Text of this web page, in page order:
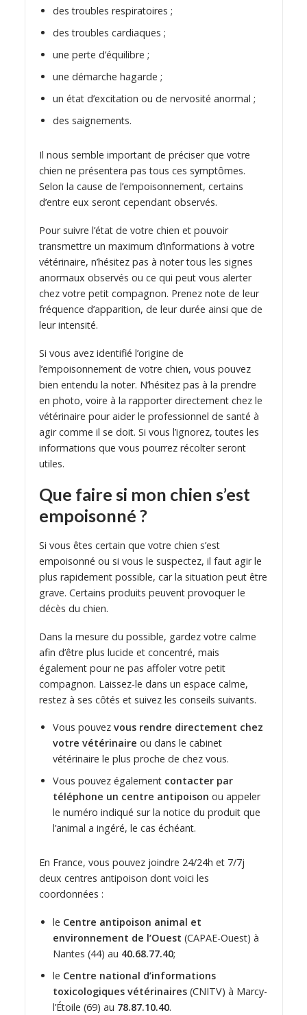
des troubles respiratoires ;
des troubles cardiaques ;
une perte d’équilibre ;
une démarche hagarde ;
un état d’excitation ou de nervosité anormal ;
des saignements.
Il nous semble important de préciser que votre
chien ne présentera pas tous ces symptômes.
Selon la cause de l’empoisonnement, certains
d’entre eux seront cependant observés.
Pour suivre l’état de votre chien et pouvoir
transmettre un maximum d’informations à votre
vétérinaire, n’hésitez pas à noter tous les signes
anormaux observés ou ce qui peut vous alerter
chez votre petit compagnon. Prenez note de leur
fréquence d’apparition, de leur durée ainsi que de
leur intensité.
Si vous avez identifié l’origine de
l’empoisonnement de votre chien, vous pouvez
bien entendu la noter. N’hésitez pas à la prendre
en photo, voire à la rapporter directement chez le
vétérinaire pour aider le professionnel de santé à
agir comme il se doit. Si vous l’ignorez, toutes les
informations que vous pourrez récolter seront
utiles.
Que faire si mon chien s’est
empoisonné ?
Si vous êtes certain que votre chien s’est
empoisonné ou si vous le suspectez, il faut agir le
plus rapidement possible, car la situation peut être
grave. Certains produits peuvent provoquer le
décès du chien.
Dans la mesure du possible, gardez votre calme
afin d’être plus lucide et concentré, mais
également pour ne pas affoler votre petit
compagnon. Laissez-le dans un espace calme,
restez à ses côtés et suivez les conseils suivants.
Vous pouvez vous rendre directement chez
votre vétérinaire ou dans le cabinet
vétérinaire le plus proche de chez vous.
Vous pouvez également contacter par
téléphone un centre antipoison ou appeler
le numéro indiqué sur la notice du produit que
l’animal a ingéré, le cas échéant.
En France, vous pouvez joindre 24/24h et 7/7j
deux centres antipoison dont voici les
coordonnées :
le Centre antipoison animal et
environnement de l’Ouest (CAPAE-Ouest) à
Nantes (44) au 40.68.77.40;
le Centre national d’informations
toxicologiques vétérinaires(CNITV) à Marcy-
l’Étoile (69) au 78.87.10.40.